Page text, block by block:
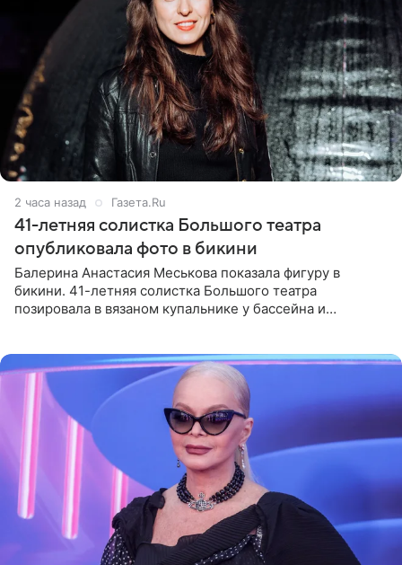
2 часа назад Газета.Ru
41-летняя солистка Большого театра
опубликовала фото в бикини
Балерина Анастасия Меськова показала фигуру в
бикини. 41-летняя солистка Большого театра
позировала в вязаном купальнике у бассейна и